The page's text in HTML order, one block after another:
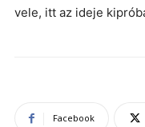
vele, itt az ideje
Facebook